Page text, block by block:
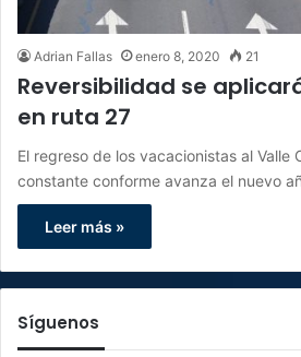
Adrian Fallas enero 8, 2020 21
Reversibilidad se
en ruta 27
El regreso de los vacacionistas al Valle
constante conforme avanza el nuevo
Leer más »
Síguenos